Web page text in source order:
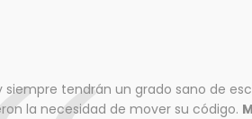
tendrán un grado sano de
la necesidad de mover su código.